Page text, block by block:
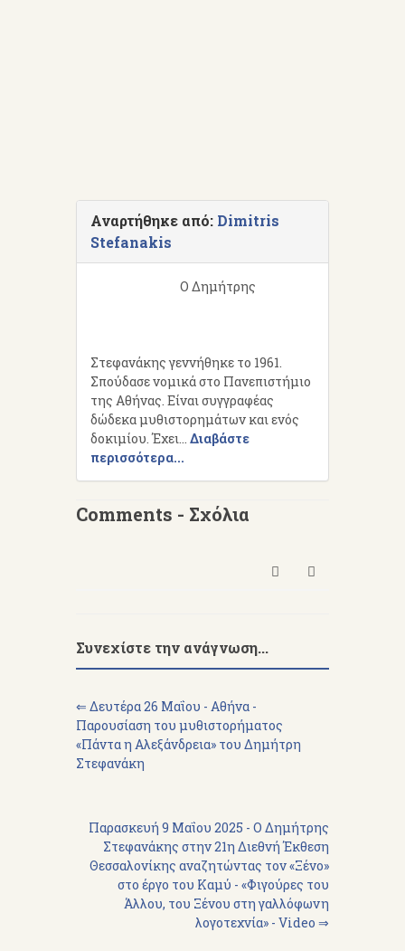
Αναρτήθηκε από: Dimitris
Stefanakis
Ο Δημήτρης
Στεφανάκης γεννήθηκε το 1961.
Σπούδασε νομικά στο Πανεπιστήμιο
της Αθήνας. Είναι συγγραφέας
δώδεκα μυθιστορημάτων και ενός
δοκιμίου. Έχει... Διαβάστε
περισσότερα...
Comments - Σχόλια
Συνεχίστε την ανάγνωση...
⇐ Δευτέρα 26 Μαΐου - Αθήνα -
Παρουσίαση του μυθιστορήματος
«Πάντα η Αλεξάνδρεια» του Δημήτρη
Στεφανάκη
Παρασκευή 9 Μαΐου 2025 - Ο Δημήτρης
Στεφανάκης στην 21η Διεθνή Έκθεση
Θεσσαλονίκης αναζητώντας τον «Ξένο»
στο έργο του Καμύ - «Φιγούρες του
Άλλου, του Ξένου στη γαλλόφωνη
λογοτεχνία» - Video ⇒